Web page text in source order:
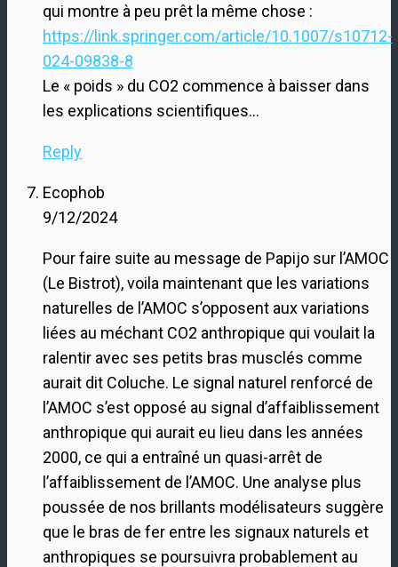
qui montre à peu prêt la même chose :
https://link.springer.com/article/10.1007/s10712-
024-09838-8
Le « poids » du CO2 commence à baisser dans
les explications scientifiques…
Reply
Ecophob
9/12/2024
Pour faire suite au message de Papijo sur l’AMOC
(Le Bistrot), voila maintenant que les variations
naturelles de l’AMOC s’opposent aux variations
liées au méchant CO2 anthropique qui voulait la
ralentir avec ses petits bras musclés comme
aurait dit Coluche. Le signal naturel renforcé de
l’AMOC s’est opposé au signal d’affaiblissement
anthropique qui aurait eu lieu dans les années
2000, ce qui a entraîné un quasi-arrêt de
l’affaiblissement de l’AMOC. Une analyse plus
poussée de nos brillants modélisateurs suggère
que le bras de fer entre les signaux naturels et
anthropiques se poursuivra probablement au